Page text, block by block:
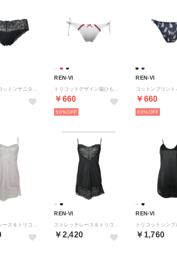
REN-VI
￥660
50%
REN-VI
￥660
60%
REN-VI
￥2,420
REN-VI
￥1,760